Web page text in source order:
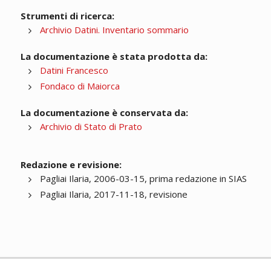
Strumenti di ricerca:
Archivio Datini. Inventario sommario
La documentazione è stata prodotta da:
Datini Francesco
Fondaco di Maiorca
La documentazione è conservata da:
Archivio di Stato di Prato
Redazione e revisione:
Pagliai Ilaria, 2006-03-15, prima redazione in SIAS
Pagliai Ilaria, 2017-11-18, revisione